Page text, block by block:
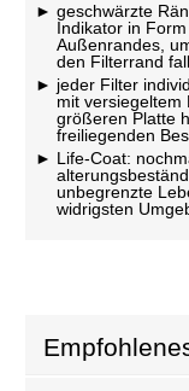
geschwärzte
Indikator in
Außenrandes,
den Filterrand
jeder Filter
mit versiegeltem
größeren Platte
freiliegenden
Life-Coat:
unbegrenzte
widrigsten